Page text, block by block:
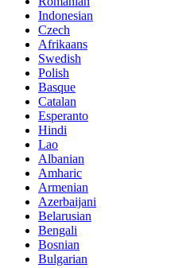
Indonesian
Czech
Afrikaans
Swedish
Polish
Basque
Catalan
Esperanto
Hindi
Lao
Albanian
Amharic
Armenian
Azerbaijani
Belarusian
Bengali
Bosnian
Bulgarian